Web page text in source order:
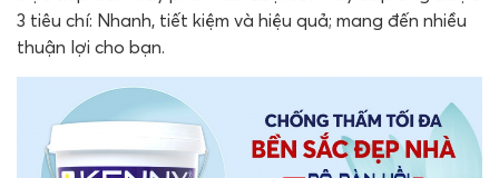
3 tiêu chí: Nhanh, tiết kiệm và hiệu quả; mang đến nhiều
thuận lợi cho bạn.